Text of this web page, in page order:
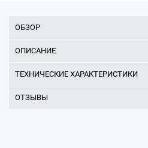
ОБЗОР
ОПИСАНИЕ
ТЕХНИЧЕСКИЕ ХАРАКТЕРИСТИКИ
ОТЗЫВЫ